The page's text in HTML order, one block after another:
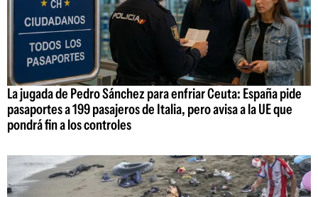
La jugada de Pedro Sánchez para enfriar Ceuta: España pide
pasaportes a 199 pasajeros de Italia, pero avisa a la UE que
pondrá fin a los controles